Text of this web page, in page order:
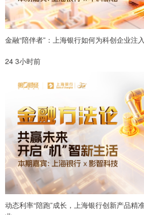
金融“陪伴者”：上海银行如何为科创企业注
24 3小时前
动态利率“陪跑”成长，上海银行创新产品精